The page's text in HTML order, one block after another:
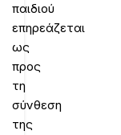
παιδιού
επηρεάζεται
ως
προς
τη
σύνθεση
της